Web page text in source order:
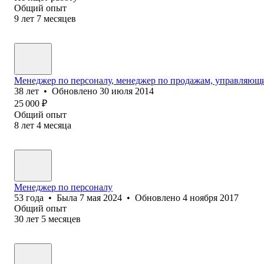
Общий опыт
9 лет 7 месяцев
Менеджер по персоналу, менеджер по продажам,
38 лет • Обновлено 30 июля 2014
25 000 ₽
Общий опыт
8 лет 4 месяца
Менеджер по персоналу
53 года • Была 7 мая 2024 • Обновлено 4 ноября 2017
Общий опыт
30 лет 5 месяцев